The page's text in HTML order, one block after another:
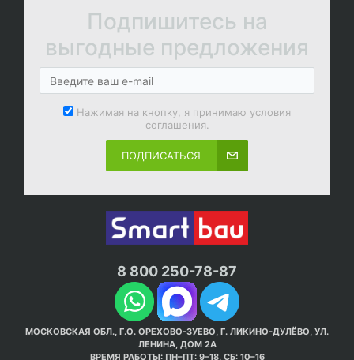
Подпишитесь на
выгодные предложения
Нажимая на кнопку, я принимаю условия
соглашения.
ПОДПИСАТЬСЯ
8 800 250-78-87
МОСКОВСКАЯ ОБЛ., Г.О. ОРЕХОВО-ЗУЕВО, Г. ЛИКИНО-ДУЛЁВО, УЛ.
ЛЕНИНА, ДОМ 2А
ВРЕМЯ РАБОТЫ: ПН–ПТ: 9–18, СБ: 10–16